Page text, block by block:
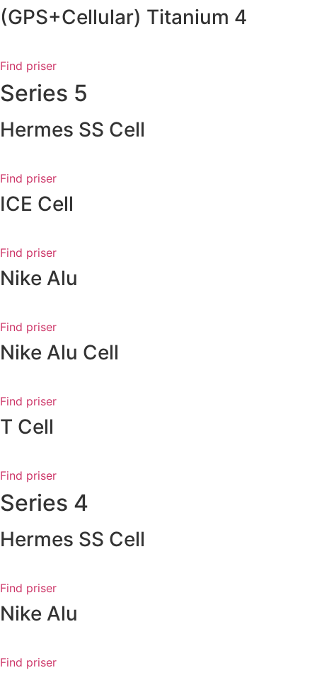
(GPS+Cellular) Titanium 4
Find priser
Series 5
Hermes SS Cell
Find priser
ICE Cell
Find priser
Nike Alu
Find priser
Nike Alu Cell
Find priser
T Cell
Find priser
Series 4
Hermes SS Cell
Find priser
Nike Alu
Find priser